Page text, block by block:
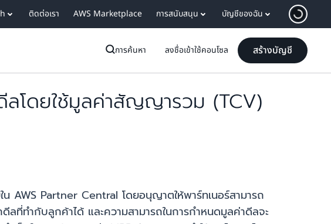
ติดต่อเรา AWS Marketplace การสนับสนุน บัญชีของฉัน
การค้นหา ลงชื่อเข้าใช้คอนโซล สร้างบัญชี
โดยใช้มูลค่าสัญญารวม (TCV)
AWS Partner Central โดยอนุญาตให้พาร์ทเนอร์สามารถ
ที่ทำกับลูกค้าได้ และความสามารถในการกำหนดมูลค่าดีลจะ